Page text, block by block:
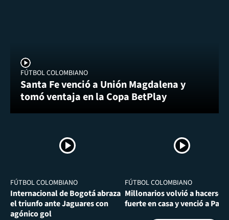
FÚTBOL COLOMBIANO
Santa Fe venció a Unión Magdalena y
tomó ventaja en la Copa BetPlay
FÚTBOL COLOMBIANO
Internacional de Bogotá abraza
el triunfo ante Jaguares con
agónico gol
FÚTBOL COLOMBIANO
Millonarios volvió a hacerse
fuerte en casa y venció a